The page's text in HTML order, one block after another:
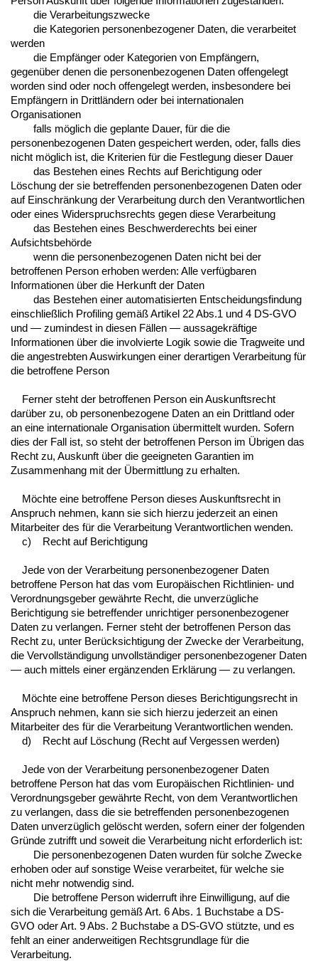
die Verarbeitungszwecke
die Kategorien personenbezogener Daten, die verarbeitet
werden
die Empfänger oder Kategorien von Empfängern,
gegenüber denen die personenbezogenen Daten offengelegt
worden sind oder noch offengelegt werden, insbesondere bei
Empfängern in Drittländern oder bei internationalen
Organisationen
falls möglich die geplante Dauer, für die die
personenbezogenen Daten gespeichert werden, oder, falls dies
nicht möglich ist, die Kriterien für die Festlegung dieser Dauer
das Bestehen eines Rechts auf Berichtigung oder
Löschung der sie betreffenden personenbezogenen Daten oder
auf Einschränkung der Verarbeitung durch den Verantwortlichen
oder eines Widerspruchsrechts gegen diese Verarbeitung
das Bestehen eines Beschwerderechts bei einer
Aufsichtsbehörde
wenn die personenbezogenen Daten nicht bei der
betroffenen Person erhoben werden: Alle verfügbaren
Informationen über die Herkunft der Daten
das Bestehen einer automatisierten Entscheidungsfindung
einschließlich Profiling gemäß Artikel 22 Abs.1 und 4 DS-GVO
und — zumindest in diesen Fällen — aussagekräftige
Informationen über die involvierte Logik sowie die Tragweite und
die angestrebten Auswirkungen einer derartigen Verarbeitung für
die betroffene Person
Ferner steht der betroffenen Person ein Auskunftsrecht
darüber zu, ob personenbezogene Daten an ein Drittland oder
an eine internationale Organisation übermittelt wurden. Sofern
dies der Fall ist, so steht der betroffenen Person im Übrigen das
Recht zu, Auskunft über die geeigneten Garantien im
Zusammenhang mit der Übermittlung zu erhalten.
Möchte eine betroffene Person dieses Auskunftsrecht in
Anspruch nehmen, kann sie sich hierzu jederzeit an einen
Mitarbeiter des für die Verarbeitung Verantwortlichen wenden.
c) Recht auf Berichtigung
Jede von der Verarbeitung personenbezogener Daten
betroffene Person hat das vom Europäischen Richtlinien- und
Verordnungsgeber gewährte Recht, die unverzügliche
Berichtigung sie betreffender unrichtiger personenbezogener
Daten zu verlangen. Ferner steht der betroffenen Person das
Recht zu, unter Berücksichtigung der Zwecke der Verarbeitung,
die Vervollständigung unvollständiger personenbezogener Daten
— auch mittels einer ergänzenden Erklärung — zu verlangen.
Möchte eine betroffene Person dieses Berichtigungsrecht in
Anspruch nehmen, kann sie sich hierzu jederzeit an einen
Mitarbeiter des für die Verarbeitung Verantwortlichen wenden.
d) Recht auf Löschung (Recht auf Vergessen werden)
Jede von der Verarbeitung personenbezogener Daten
betroffene Person hat das vom Europäischen Richtlinien- und
Verordnungsgeber gewährte Recht, von dem Verantwortlichen
zu verlangen, dass die sie betreffenden personenbezogenen
Daten unverzüglich gelöscht werden, sofern einer der folgenden
Gründe zutrifft und soweit die Verarbeitung nicht erforderlich ist:
Die personenbezogenen Daten wurden für solche Zwecke
erhoben oder auf sonstige Weise verarbeitet, für welche sie
nicht mehr notwendig sind.
Die betroffene Person widerruft ihre Einwilligung, auf die
sich die Verarbeitung gemäß Art. 6 Abs. 1 Buchstabe a DS-
GVO oder Art. 9 Abs. 2 Buchstabe a DS-GVO stützte, und es
fehlt an einer anderweitigen Rechtsgrundlage für die
Verarbeitung.